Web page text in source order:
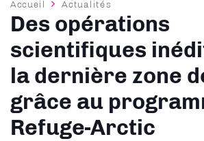
Fil
d'Ariane
Accueil Actualités
Des opérations
scientifiques
la dernière zone
grâce au
Refuge-Arctic